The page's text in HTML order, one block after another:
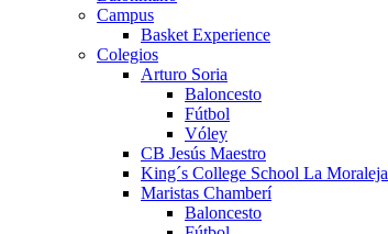
Campus
Basket Experience
Colegios
Arturo Soria
Baloncesto
Fútbol
Vóley
CB Jesús Maestro
King´s College School La Moraleja
Maristas Chamberí
Baloncesto